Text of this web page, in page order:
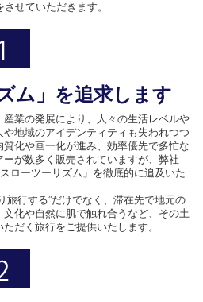
させていただきます。
ム」を追求します
業の発展により、人々の生活レベルや
地域のアイデンティティも失われつつ
化や画一化が進み、効率優先で多忙な
が数多く販売されていますが、弊社
ローツーリズム」を徹底的に追及いた
旅行する”だけでなく、滞在先で地元の
化や自然に肌で触れ合うなど、その土
だく旅行をご提供いたします。